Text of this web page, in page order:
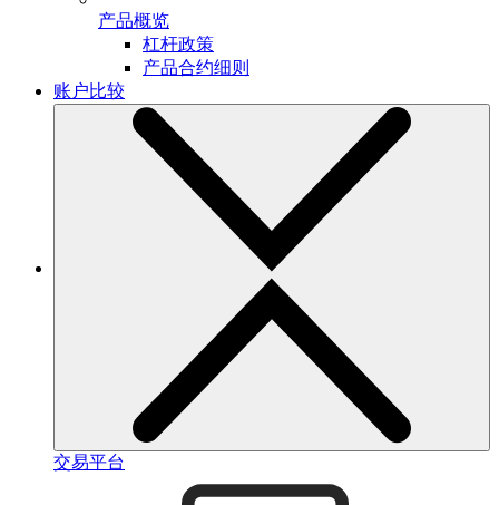
产品概览
杠杆政策
产品合约细则
账户比较
交易平台